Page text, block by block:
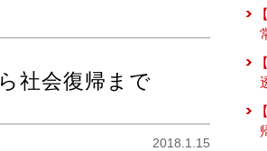
社会復帰まで
2018.1.15